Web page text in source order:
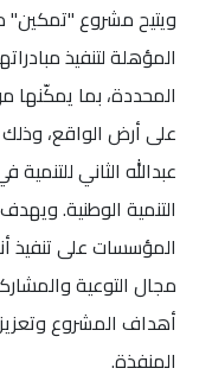
ويتيح مشروع "تمكين"
المؤهلة لتنفيذ
المحددة، بما يمكّنها
على أرض الواقع،
عبدالله الثاني
التنمية الوطنية.
المؤسسات على
مجال التوعية
أهداف المشروع
المنفذة.